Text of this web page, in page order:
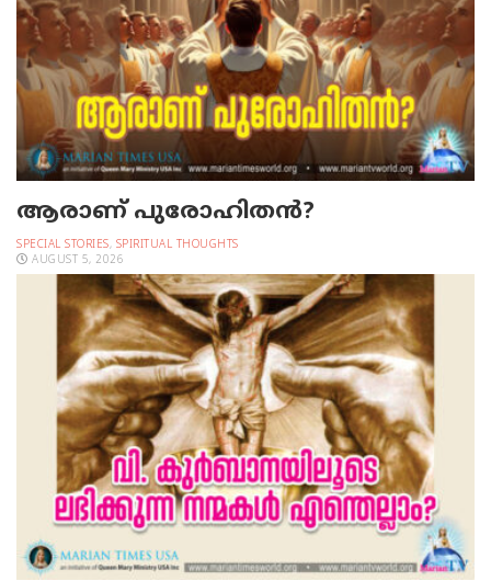
ആരാണ് പുരോഹിതൻ?
SPECIAL STORIES, SPIRITUAL THOUGHTS
AUGUST 5, 2026